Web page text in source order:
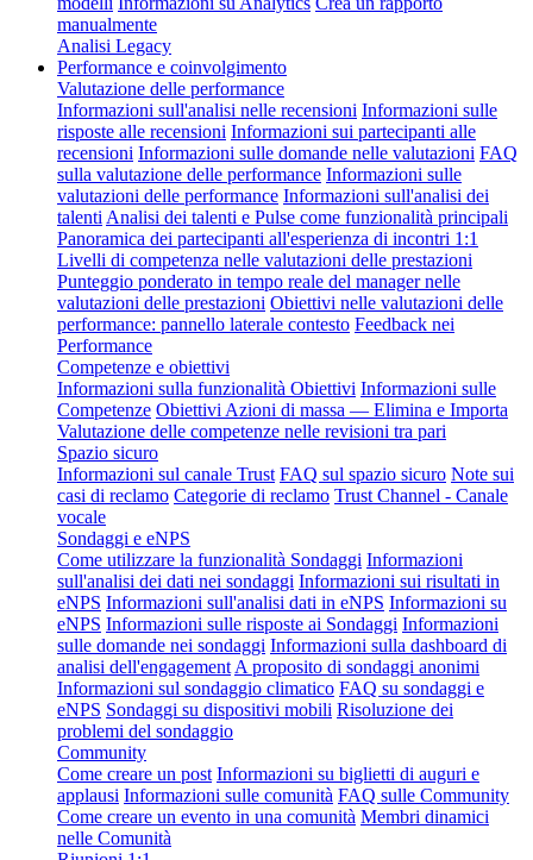
manualmente
Analisi Legacy
Performance e coinvolgimento
Valutazione delle performance
Informazioni sull'analisi nelle recensioni Informazioni sulle
risposte alle recensioni Informazioni sui partecipanti alle
recensioni Informazioni sulle domande nelle valutazioni FAQ
sulla valutazione delle performance Informazioni sulle
valutazioni delle performance Informazioni sull'analisi dei
talenti Analisi dei talenti e Pulse come funzionalità principali
Panoramica dei partecipanti all'esperienza di incontri 1:1
Livelli di competenza nelle valutazioni delle prestazioni
Punteggio ponderato in tempo reale del manager nelle
valutazioni delle prestazioni Obiettivi nelle valutazioni delle
performance: pannello laterale contesto Feedback nei
Performance
Competenze e obiettivi
Informazioni sulla funzionalità Obiettivi Informazioni sulle
Competenze Obiettivi Azioni di massa — Elimina e Importa
Valutazione delle competenze nelle revisioni tra pari
Spazio sicuro
Informazioni sul canale Trust FAQ sul spazio sicuro Note sui
casi di reclamo Categorie di reclamo Trust Channel - Canale
vocale
Sondaggi e eNPS
Come utilizzare la funzionalità Sondaggi Informazioni
sull'analisi dei dati nei sondaggi Informazioni sui risultati in
eNPS Informazioni sull'analisi dati in eNPS Informazioni su
eNPS Informazioni sulle risposte ai Sondaggi Informazioni
sulle domande nei sondaggi Informazioni sulla dashboard di
analisi dell'engagement A proposito di sondaggi anonimi
Informazioni sul sondaggio climatico FAQ su sondaggi e
eNPS Sondaggi su dispositivi mobili Risoluzione dei
problemi del sondaggio
Community
Come creare un post Informazioni su biglietti di auguri e
applausi Informazioni sulle comunità FAQ sulle Community
Come creare un evento in una comunità Membri dinamici
nelle Comunità